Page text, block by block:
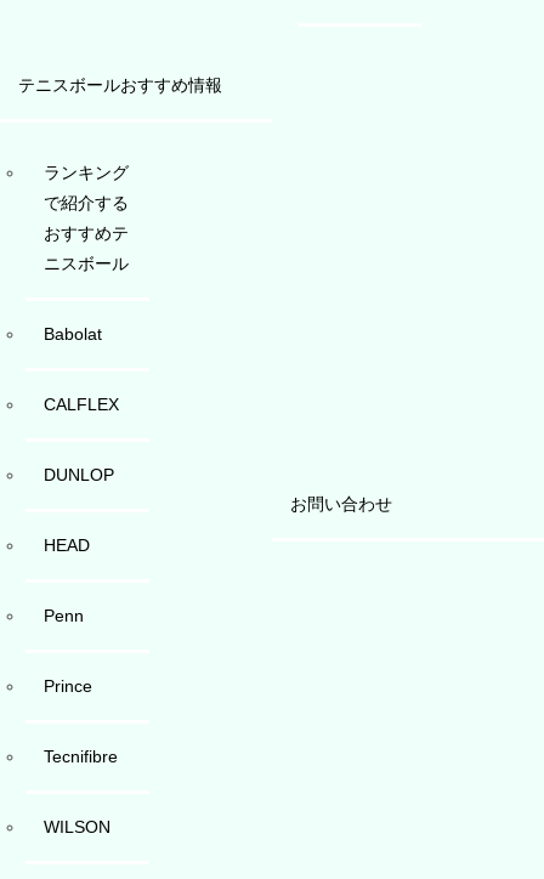
テニスボールおすすめ情報
ランキング
で紹介する
おすすめテ
ニスボール
Babolat
CALFLEX
DUNLOP
HEAD
Penn
Prince
Tecnifibre
WILSON
お問い合わせ